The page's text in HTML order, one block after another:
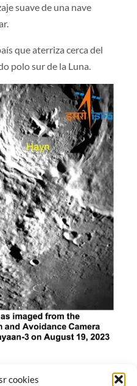
cookies
suave de una nave
que aterriza cerca del
polo sur de la Luna.